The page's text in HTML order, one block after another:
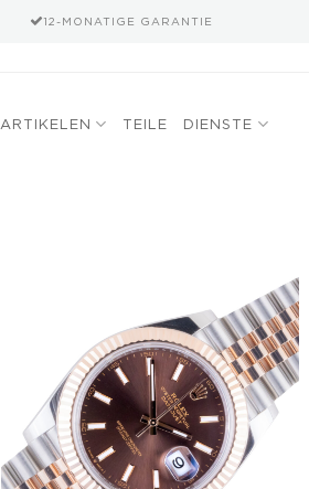
12-MONATIGE GARANTIE
ARTIKELEN TEILE DIENSTE
Add to
wishlist